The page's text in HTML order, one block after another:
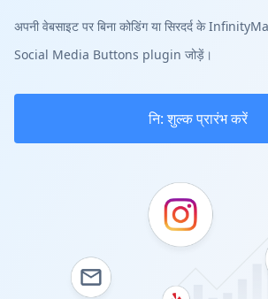
अपनी वेबसाइट पर बिना कोडिंग या सिरदर्द के
Social Media Buttons plugin जोड़ें।
नि: शुल्क प्रारंभ करें